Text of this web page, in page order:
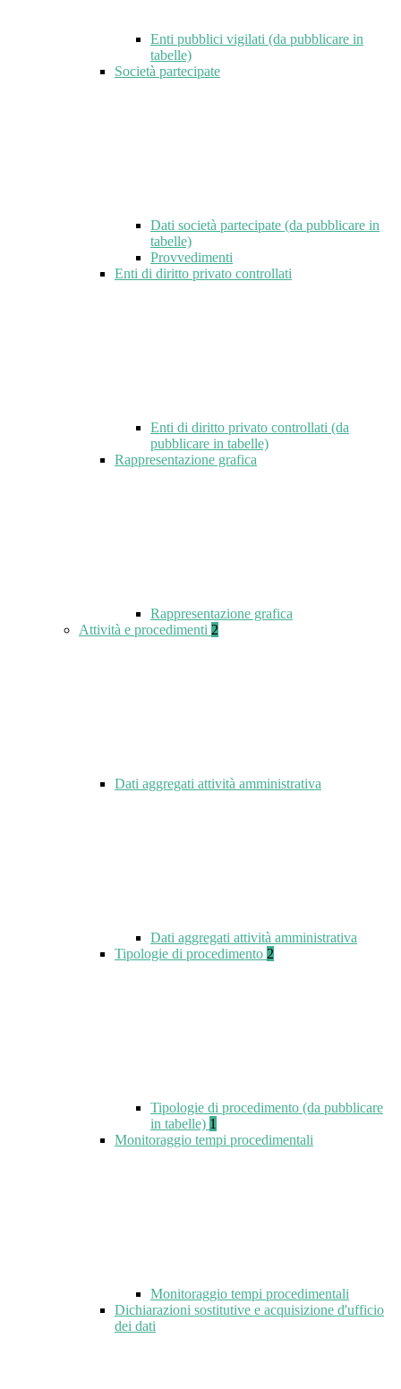
Enti pubblici vigilati (da pubblicare in
tabelle)
Società partecipate
Dati società partecipate (da pubblicare in
tabelle)
Provvedimenti
Enti di diritto privato controllati
Enti di diritto privato controllati (da
pubblicare in tabelle)
Rappresentazione grafica
Rappresentazione grafica
Attività e procedimenti 2
Dati aggregati attività amministrativa
Dati aggregati attività amministrativa
Tipologie di procedimento 2
Tipologie di procedimento (da pubblicare
in tabelle) 1
Monitoraggio tempi procedimentali
Monitoraggio tempi procedimentali
Dichiarazioni sostitutive e acquisizione d'ufficio
dei dati